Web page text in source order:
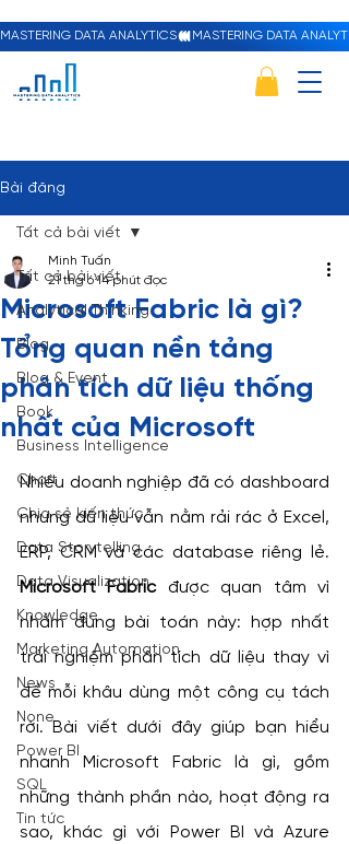
MASTERING DATA ANALYTICS
Bài đăng
Tất cả bài viết
Analytical Thinking
Blog
Blog & Event
Book
Business Intelligence
Chart
Chia sẻ kiến thức
Data Storytelling
Data Visualization
Knowledge
Marketing Automation
News
None
Power BI
SQL
Tin tức
Tất cả bài viết
Microsoft Fabric là gì?
Tổng quan nền tảng
phân tích dữ liệu thống
nhất của Microsoft
Minh Tuấn
21 thg 6 14 phút đọc
Nhiều doanh nghiệp đã có dashboard
nhưng dữ liệu vẫn nằm rải rác ở Excel,
Microsoft Fabric được quan tâm vì
nhắm đúng bài toán này: hợp nhất
trải nghiệm phân tích dữ liệu thay vì
để mỗi khâu dùng một công cụ tách
rời. Bài viết dưới đây giúp bạn hiểu
nhanh Microsoft Fabric là gì, gồm
những thành phần nào, hoạt động ra
sao, khác gì với Power BI và Azure